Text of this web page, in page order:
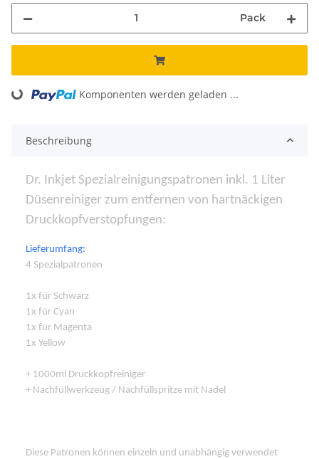
Pack
Komponenten werden geladen ...
Beschreibung
Dr. Inkjet Spezialreinigungspatronen inkl. 1 Liter
Düsenreiniger zum entfernen von hartnäckigen
Druckkopfverstopfungen:
Lieferumfang:
4 Spezialpatronen
1x für Schwarz
1x für Cyan
1x für Magenta
1x Yellow
+ 1000ml Druckkopfreiniger
+ Nachfüllwerkzeug / Nachfüllspritze mit Nadel
Diese Patronen können einzeln und unabhängig verwendet